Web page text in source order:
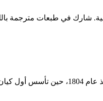
في طبعات مترجمة
أميركا